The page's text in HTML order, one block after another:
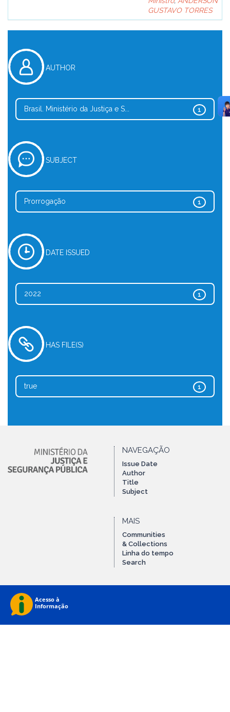
GUSTAVO TORRES
AUTHOR
1
Brasil. Ministério da Justiça e S...
SUBJECT
1
Prorrogação
DATE ISSUED
1
2022
HAS FILE(S)
1
true
NAVEGAÇÃO
Issue Date
Author
Title
Subject
MAIS
Communities
& Collections
Linha do tempo
Search